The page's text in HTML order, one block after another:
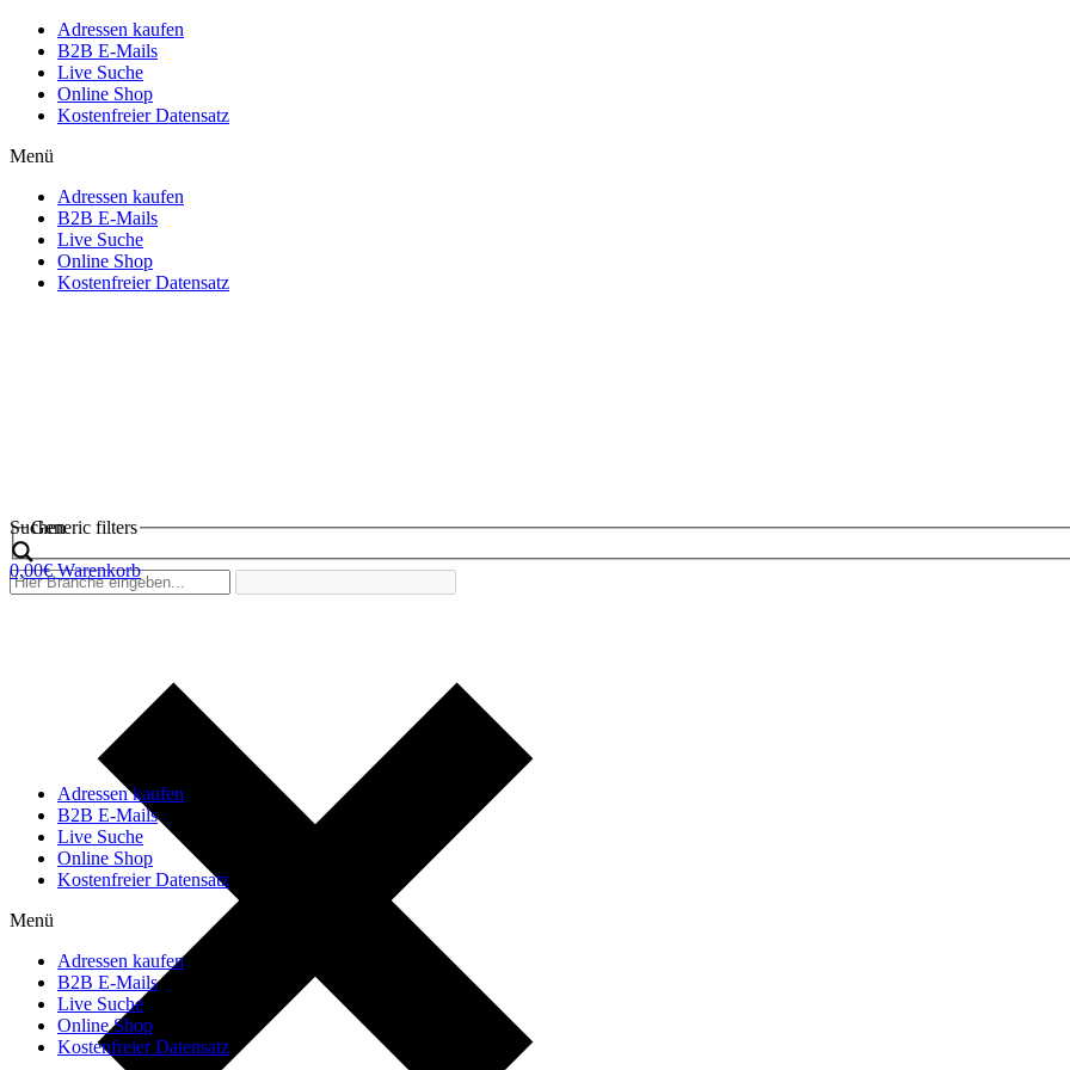
Adressen kaufen
B2B E-Mails
Live Suche
Online Shop
Kostenfreier Datensatz
Menü
Adressen kaufen
B2B E-Mails
Live Suche
Online Shop
Kostenfreier Datensatz
Suchen
Generic filters
0,00€ Warenkorb
Adressen kaufen
B2B E-Mails
Live Suche
Online Shop
Kostenfreier Datensatz
Menü
Adressen kaufen
B2B E-Mails
Live Suche
Online Shop
Kostenfreier Datensatz